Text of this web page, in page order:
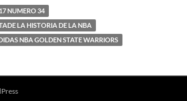
NUMERO 34
LA HISTORIA DE LA NBA
NBA GOLDEN STATE WARRIORS